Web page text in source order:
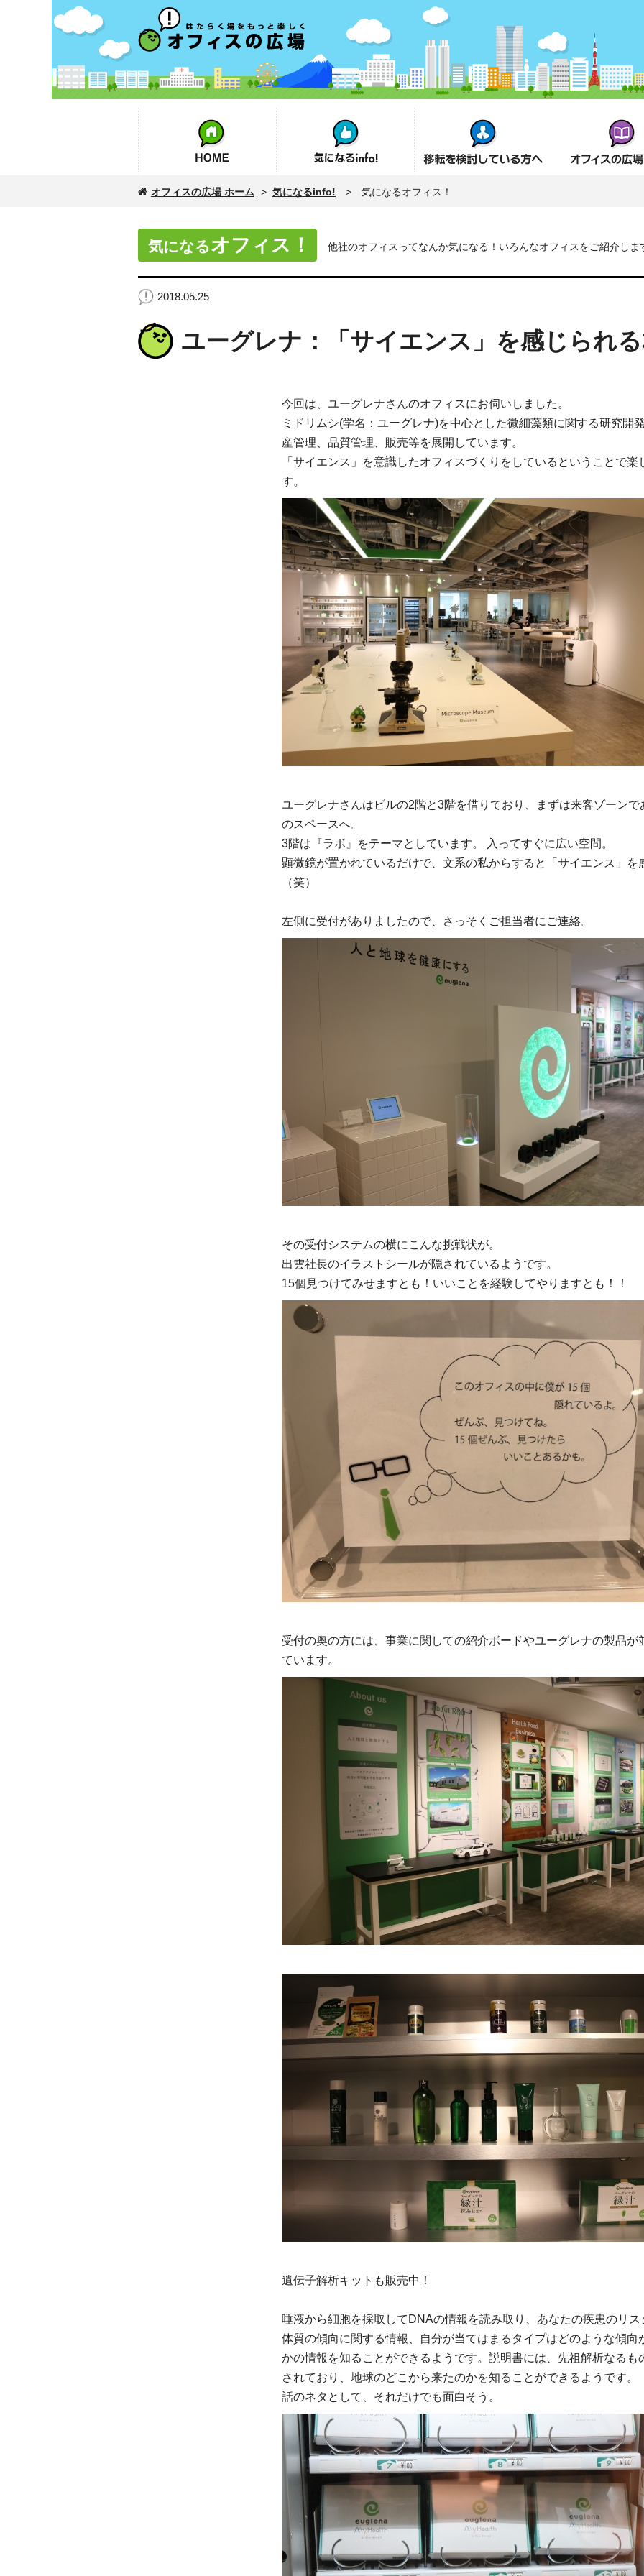
オフィスの広場 ホーム > 気になるinfo! > 気になるオフィス！
気になるオフィス！ 他社のオフィスってなんか気になる！いろんなオフィスをご紹介しま
2018.05.25
ユーグレナ：「サイエンス」を感じられ
今回は、ユーグレナさんのオフィスにお伺いしました。
ミドリムシ(学名：ユーグレナ)を中心とした微細藻類に関する研究開
産管理、品質管理、販売等を展開しています。
「サイエンス」を意識したオフィスづくりをしているということで楽
す。
ユーグレナさんはビルの2階と3階を借りており、まずは来客ゾーンで
のスペースへ。
3階は『ラボ』をテーマとしています。 入ってすぐに広い空間。
顕微鏡が置かれているだけで、文系の私からすると「サイエンス」を
（笑）
左側に受付がありましたので、さっそくご担当者にご連絡。
その受付システムの横にこんな挑戦状が。
出雲社長のイラストシールが隠されているようです。
15個見つけてみせますとも！いいことを経験してやりますとも！！
受付の奥の方には、事業に関しての紹介ボードやユーグレナの製品が
ています。
遺伝子解析キットも販売中！
唾液から細胞を採取してDNAの情報を読み取り、あなたの疾患のリス
体質の傾向に関する情報、自分が当てはまるタイプはどのような傾向
かの情報を知ることができるようです。説明書には、先祖解析なるも
されており、地球のどこから来たのかを知ることができるようです。
話のネタとして、それだけでも面白そう。